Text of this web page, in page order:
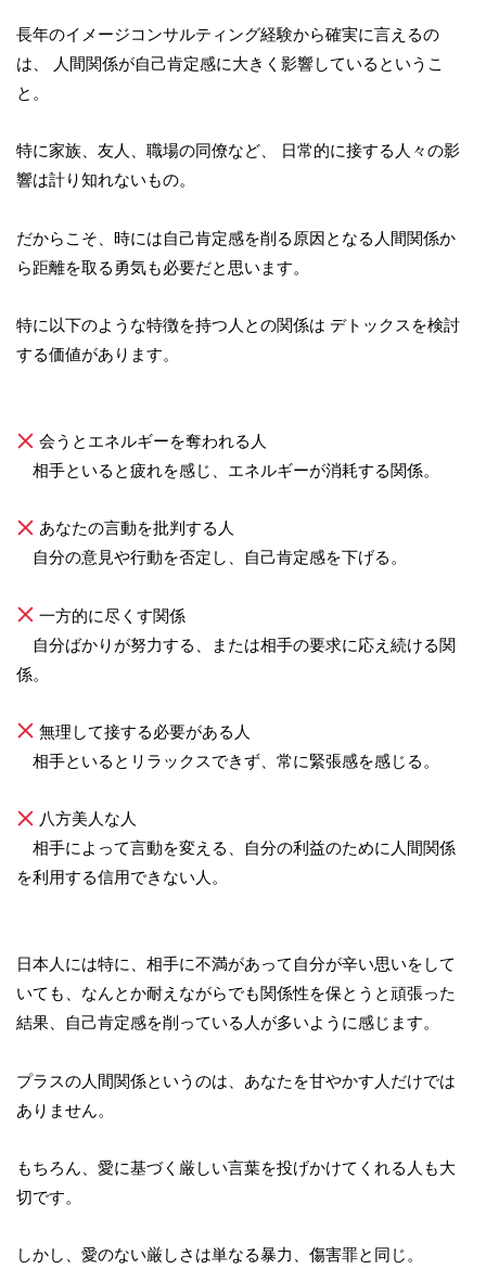
長年のイメージコンサルティング経験から確実に言えるの
は、 人間関係が自己肯定感に大きく影響しているというこ
と。
特に家族、友人、職場の同僚など、 日常的に接する人々の影
響は計り知れないもの。
だからこそ、時には自己肯定感を削る原因となる人間関係か
ら距離を取る勇気も必要だと思います。
特に以下のような特徴を持つ人との関係は デトックスを検討
する価値があります。
会うとエネルギーを奪われる人
相手といると疲れを感じ、エネルギーが消耗する関係。
あなたの言動を批判する人
自分の意見や行動を否定し、自己肯定感を下げる。
一方的に尽くす関係
自分ばかりが努力する、または相手の要求に応え続ける関
係。
無理して接する必要がある人
相手といるとリラックスできず、常に緊張感を感じる。
八方美人な人
相手によって言動を変える、自分の利益のために人間関係
を利用する信用できない人。
日本人には特に、相手に不満があって自分が辛い思いをして
いても、なんとか耐えながらでも関係性を保とうと頑張った
結果、自己肯定感を削っている人が多いように感じます。
プラスの人間関係というのは、あなたを甘やかす人だけでは
ありません。
もちろん、愛に基づく厳しい言葉を投げかけてくれる人も大
切です。
しかし、愛のない厳しさは単なる暴力、傷害罪と同じ。